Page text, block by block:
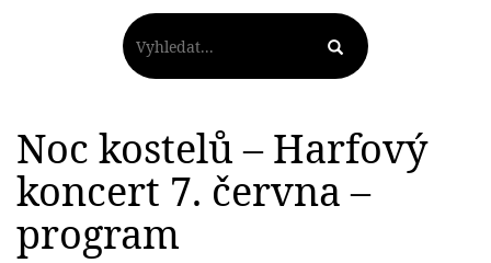
Noc kostelů – Harfový
koncert 7. června –
program